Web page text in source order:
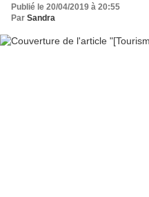
Publié le 20/04/2019 à 20:55
Par Sandra